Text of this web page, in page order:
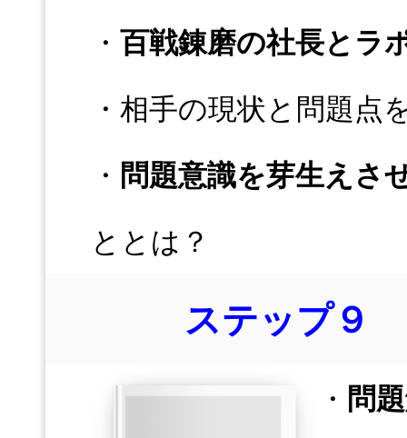
・ 百戦錬磨の社長とラ
・相手の現状と問題点
・ 問題意識を芽生えさ
ととは？
ステップ９
・ 問